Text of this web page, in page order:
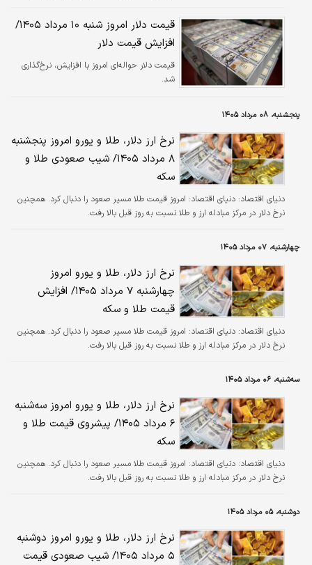
قیمت دلار امروز شنبه ۱۰ مرداد ۱۴۰۵/
افزایش قیمت دلار
قیمت دلار حواله‌ای امروز با افزایش، نرخ‌گذاری
شد.
پنجشنبه، ۰۸ مرداد ۱۴۰۵
نرخ ارز دلار، طلا و یورو امروز پنجشنبه
۸ مرداد ۱۴۰۵/ شیب صعودی طلا و
سکه
دنیای اقتصاد:
دنیای اقتصاد: امروز قیمت طلا مسیر صعود را دنبال کرد. همچنین
نرخ دلار در مرکز مبادله ارز و طلا نسبت به روز قبل بالا رفت.
چهارشنبه، ۰۷ مرداد ۱۴۰۵
نرخ ارز دلار، طلا و یورو امروز
چهارشنبه ۷ مرداد ۱۴۰۵/ افزایش
قیمت طلا و سکه
دنیای اقتصاد:
دنیای اقتصاد: امروز قیمت طلا مسیر صعود را دنبال کرد. همچنین
نرخ دلار در مرکز مبادله ارز و طلا نسبت به روز قبل بالا رفت.
سه‌شنبه، ۰۶ مرداد ۱۴۰۵
نرخ ارز دلار، طلا و یورو امروز سه‌شنبه
۶ مرداد ۱۴۰۵/ پیشروی قیمت طلا و
سکه
دنیای اقتصاد:
دنیای اقتصاد: امروز قیمت طلا مسیر صعود را دنبال کرد. همچنین
نرخ دلار در مرکز مبادله ارز و طلا نسبت به روز قبل بالا رفت.
دوشنبه، ۰۵ مرداد ۱۴۰۵
نرخ ارز دلار، طلا و یورو امروز دوشنبه
۵ مرداد ۱۴۰۵/ شیب صعودی قیمت